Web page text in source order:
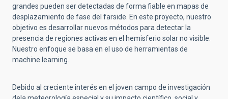
grandes pueden ser detectadas de forma fiable en mapas de
desplazamiento de fase del farside. En este proyecto, nuestro
objetivo es desarrollar nuevos métodos para detectar la
presencia de regiones activas en el hemisferio solar no visible.
Nuestro enfoque se basa en el uso de herramientas de
machine learning.
Debido al creciente interés en el joven campo de investigación